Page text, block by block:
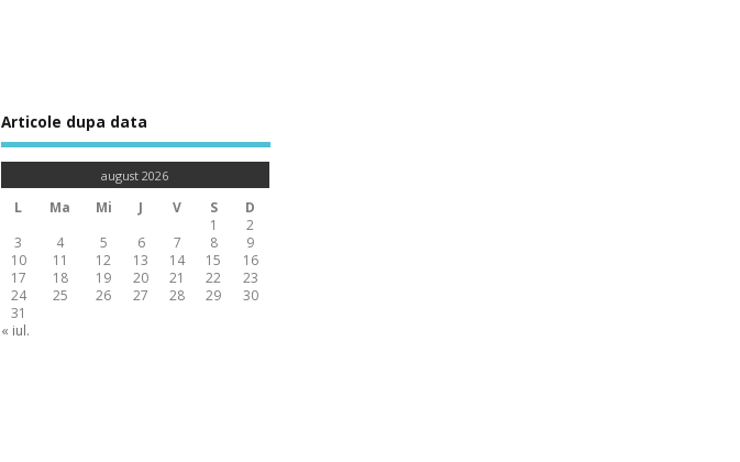
Articole dupa data
august 2026
L Ma Mi J V S
D
1
2
3
4 5 6 7 8
9
10
11 12 13 14 15
16
17
18 19 20 21 22
23
24
25 26 27 28 29
30
31
« iul.